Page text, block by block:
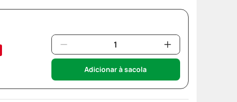
Adicionar à sacola